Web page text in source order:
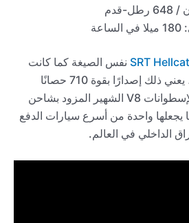
نفس الصيغة كما كانت
من قبل. في هذه الحالة، يعني ذلك إصدارًا بقوة 710 حصانًا
ينفس المحرك الثماني الإسطوانات V8 الشهير المزود بشاحن
6.2 لتر، مما يجعلها واحدة من أسرع سيارات الدفع